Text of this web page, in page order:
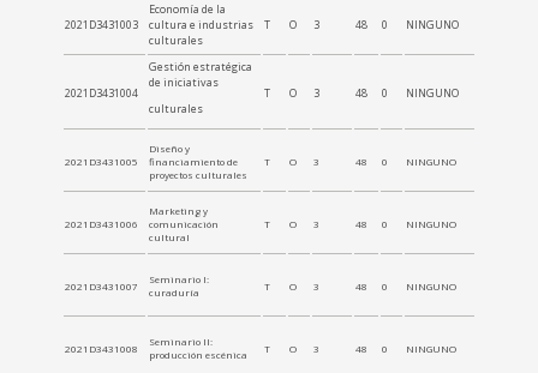
2021D3431003
Economía de la
cultura e industrias
culturales
T O 3 48 0 NINGUNO
2021D3431004
Gestión estratégica
de iniciativas
culturales
T O 3 48 0 NINGUNO
2021D3431005
Diseño y
financiamiento de
proyectos culturales
T O 3 48 0 NINGUNO
2021D3431006
Marketing y
comunicación
cultural
T O 3 48 0 NINGUNO
2021D3431007
Seminario I:
curaduría
T O 3 48 0 NINGUNO
2021D3431008
Seminario II:
producción escénica
T O 3 48 0 NINGUNO